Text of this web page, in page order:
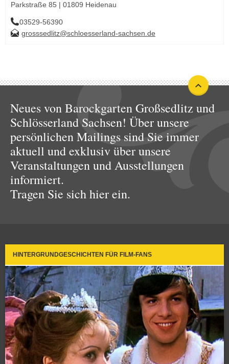
Parkstraße 85 | 01809 Heidenau
03529-56390
grosssedlitz@schloesserland-sachsen.de
Neues von Barockgarten Großsedlitz und
Schlösserland Sachsen! Über unsere
persönlichen Mailings sind Sie immer
aktuell und exklusiv über unsere
Veranstaltungen und Ausstellungen
informiert.
Tragen Sie sich hier ein.
HINTERGRUNDGESCHICHTEN FÜR FILM-FANS